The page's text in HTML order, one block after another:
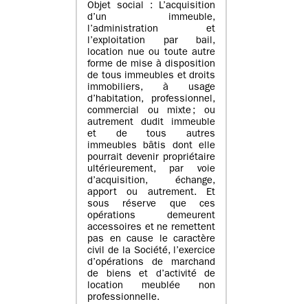
Objet social : L’acquisition
d’un immeuble,
l’administration et
l’exploitation par bail,
location nue ou toute autre
forme de mise à disposition
de tous immeubles et droits
immobiliers, à usage
d’habitation, professionnel,
commercial ou mixte ; ou
autrement dudit immeuble
et de tous autres
immeubles bâtis dont elle
pourrait devenir propriétaire
ultérieurement, par voie
d’acquisition, échange,
apport ou autrement. Et
sous réserve que ces
opérations demeurent
accessoires et ne remettent
pas en cause le caractère
civil de la Société, l’exercice
d’opérations de marchand
de biens et d’activité de
location meublée non
professionnelle.